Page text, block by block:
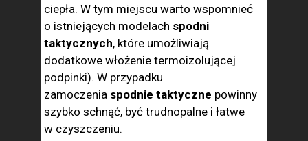
ciepła. W tym miejscu warto wspomnieć
o istniejących modelach spodni
taktycznych, które umożliwiają
dodatkowe włożenie termoizolującej
podpinki). W przypadku
zamoczenia spodnie taktyczne powinny
szybko schnąć, być trudnopalne i łatwe
w czyszczeniu.